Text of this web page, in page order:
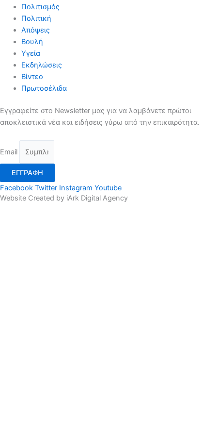
Πολιτισμός
Πολιτική
Απόψεις
Βουλή
Υγεία
Εκδηλώσεις
Βίντεο
Πρωτοσέλιδα
Εγγραφείτε στο Newsletter μας για να λαμβάνετε πρώτοι
αποκλειστικά νέα και ειδήσεις γύρω από την επικαιρότητα.
Email
ΕΓΓΡΑΦΗ
Facebook Twitter Instagram Youtube
Website Created by iArk Digital Agency